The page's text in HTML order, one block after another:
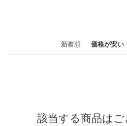
新着順 価格が安い
該当する商品はご